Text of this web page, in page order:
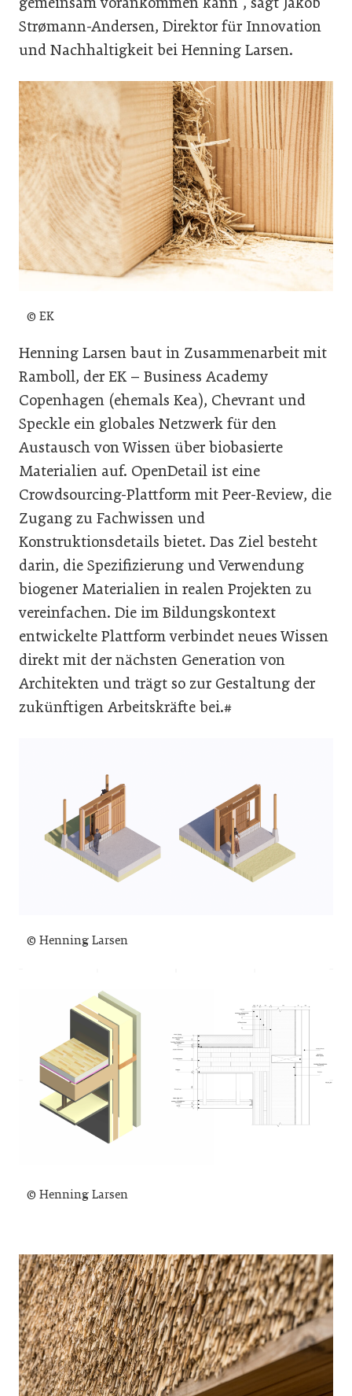
Strømann-Andersen, Direktor für Innovation
und Nachhaltigkeit bei Henning Larsen.
© EK
Henning Larsen baut in Zusammenarbeit mit
Ramboll, der EK – Business Academy
Copenhagen (ehemals Kea), Chevrant und
Speckle ein globales Netzwerk für den
Austausch von Wissen über biobasierte
Materialien auf. OpenDetail ist eine
Crowdsourcing-Plattform mit Peer-Review, die
Zugang zu Fachwissen und
Konstruktionsdetails bietet. Das Ziel besteht
darin, die Spezifizierung und Verwendung
biogener Materialien in realen Projekten zu
vereinfachen. Die im Bildungskontext
entwickelte Plattform verbindet neues Wissen
direkt mit der nächsten Generation von
Architekten und trägt so zur Gestaltung der
zukünftigen Arbeitskräfte bei.#
© Henning Larsen
© Henning Larsen